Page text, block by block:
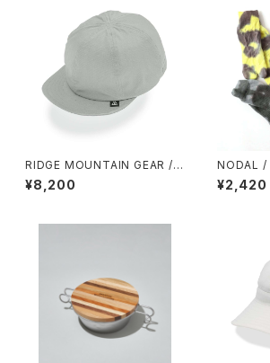
RIDGE MOUNTAIN GEAR / B
ASIC CAP（NT）
¥8,200
NODAL /
¥2,420